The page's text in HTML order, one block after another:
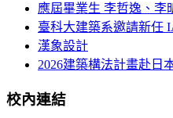
應屆畢業生 李哲逸、李
臺科大建築系邀請新任
漢象設計
2026建築構法計畫赴日
校內連結